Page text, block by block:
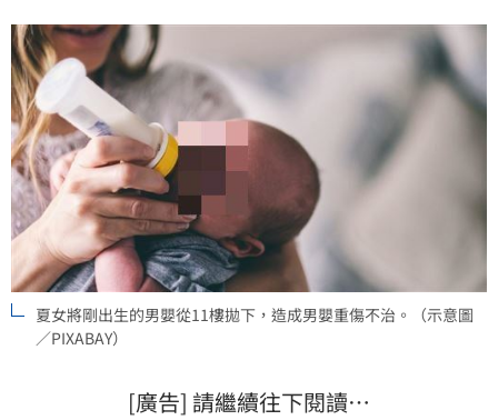
夏女將剛出生的男嬰從11樓拋下，造成男嬰重傷不治。（示意圖
／PIXABAY）
[廣告] 請繼續往下閱讀…